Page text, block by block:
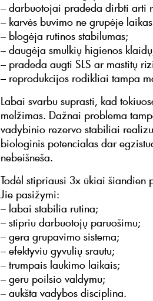
– darbuotojai pradeda dirbti arti
– karvės buvimo ne grupėje
– blogėja rutinos stabilumas;
– daugėja smulkių higienos
– pradeda augti SLS ar mastitų
– reprodukcijos rodikliai tampa
Labai svarbu suprasti, kad
melžimas. Dažnai problema
vadybinio rezervo stabiliai
biologinis potencialas dar
nebeišneša.
Todėl stipriausi 3x ūkiai šiandien
Jie pasižymi:
– labai stabilia rutina;
– stipriu darbuotojų paruošimu;
– gera grupavimo sistema;
– efektyviu gyvulių srautu;
– trumpais laukimo laikais;
– geru poilsio valdymu;
– aukšta vadybos disciplina.